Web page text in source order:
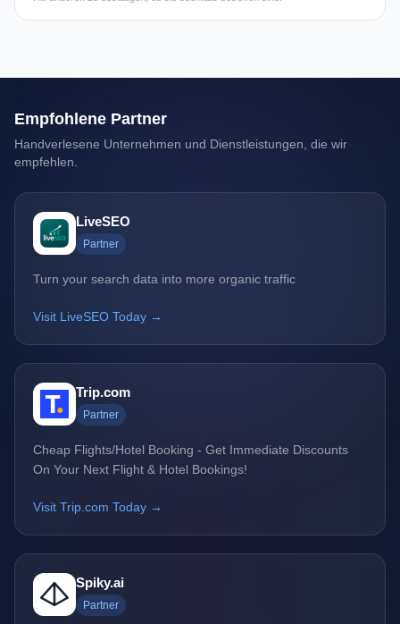
Empfohlene Partner
Handverlesene Unternehmen und Dienstleistungen, die wir
empfehlen.
LiveSEO
Partner
Turn your search data into more organic traffic
Visit LiveSEO Today →
Trip.com
Partner
Cheap Flights/Hotel Booking - Get Immediate Discounts
On Your Next Flight & Hotel Bookings!
Visit Trip.com Today →
Spiky.ai
Partner